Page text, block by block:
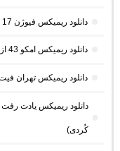
دانلود ریمیکس فیوژن 17 از لیروی بیتز
دانلود ریمیکس امکو 43 از دیجی ام کو (پادکست طولانی عاشقانه)
دانلود ریمیکس تهران فیت 55 از دیجی باربد و محمد
دانلود ریمیکس یادت
کُردی)